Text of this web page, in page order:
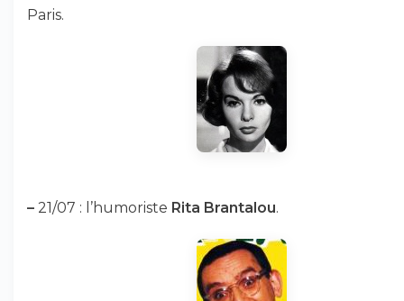
Paris.
– 21/07 : l’humoriste Rita Brantalou.